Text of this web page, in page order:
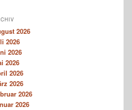
2026
2026
2026
2026
2026
2026
2026
2026